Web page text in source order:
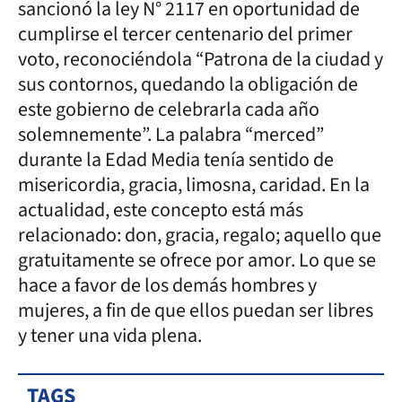
sancionó la ley N° 2117 en oportunidad de
cumplirse el tercer centenario del primer
voto, reconociéndola “Patrona de la ciudad y
sus contornos, quedando la obligación de
este gobierno de celebrarla cada año
solemnemente”. La palabra “merced”
durante la Edad Media tenía sentido de
misericordia, gracia, limosna, caridad. En la
actualidad, este concepto está más
relacionado: don, gracia, regalo; aquello que
gratuitamente se ofrece por amor. Lo que se
hace a favor de los demás hombres y
mujeres, a fin de que ellos puedan ser libres
y tener una vida plena.